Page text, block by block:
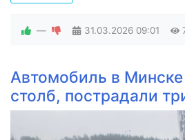
— 31.03.2026 09:01
Автомобиль в Минске
столб, пострадали